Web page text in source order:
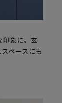
印象に。玄
ペースにも